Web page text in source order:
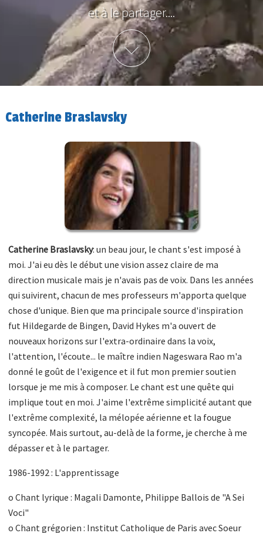
et à le partager....
Plus d'info
Catherine Braslavsky
Catherine Braslavsky: un beau jour, le chant s'est imposé à
moi. J'ai eu dès le début une vision assez claire de ma
direction musicale mais je n'avais pas de voix. Dans les années
qui suivirent, chacun de mes professeurs m'apporta quelque
chose d'unique. Bien que ma principale source d'inspiration
fut Hildegarde de Bingen, David Hykes m'a ouvert de
nouveaux horizons sur l'extra-ordinaire dans la voix,
l'attention, l'écoute... le maître indien Nageswara Rao m'a
donné le goût de l'exigence et il fut mon premier soutien
lorsque je me mis à composer. Le chant est une quête qui
implique tout en moi. J'aime l'extrême simplicité autant que
l'extrême complexité, la mélopée aérienne et la fougue
syncopée. Mais surtout, au-delà de la forme, je cherche à me
dépasser et à le partager.
1986-1992 : L'apprentissage
o Chant lyrique : Magali Damonte, Philippe Ballois de "A Sei
Voci"
o Chant grégorien : Institut Catholique de Paris avec Soeur